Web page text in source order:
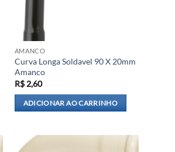
AMANCO
Curva Longa Soldavel 90 X 20mm
Amanco
R$2,60
ADICIONAR AO CARRINHO